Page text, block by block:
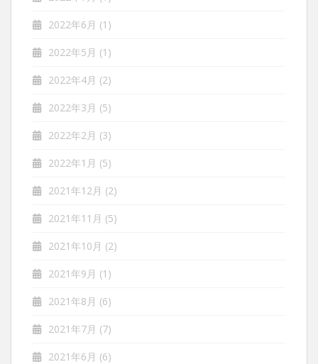
2022年6月 (1)
2022年5月 (1)
2022年4月 (2)
2022年3月 (5)
2022年2月 (3)
2022年1月 (5)
2021年12月 (2)
2021年11月 (5)
2021年10月 (2)
2021年9月 (1)
2021年8月 (6)
2021年7月 (7)
2021年6月 (6)